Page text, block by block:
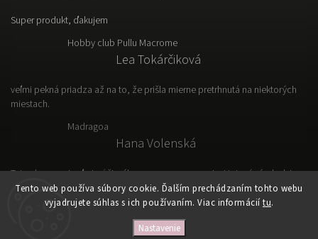
Tento web používa súbory cookie. Ďalším prechádzaním tohto webu
vyjadrujete súhlas s ich používaním. Viac informácií tu.
Nastavenie
Super produkt, ďakujem
Hobby club Pullu Macrome
Lea Tokárčiková
veľmi pekná priadza až na to, že prišla mierne pretrhnutá na niektorých
miestach.
Madragoa
Hana Volenská
Tato vlna sa mi veľmi páči, výborne sa s nou pracuje. Hotový výrobok je
ľahký, vzdušný a prakticky.